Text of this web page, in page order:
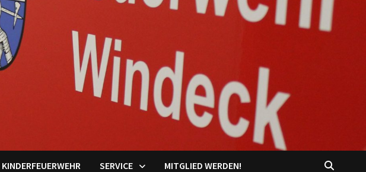
KINDERFEUERWEHR SERVICE MITGLIED WERDEN!